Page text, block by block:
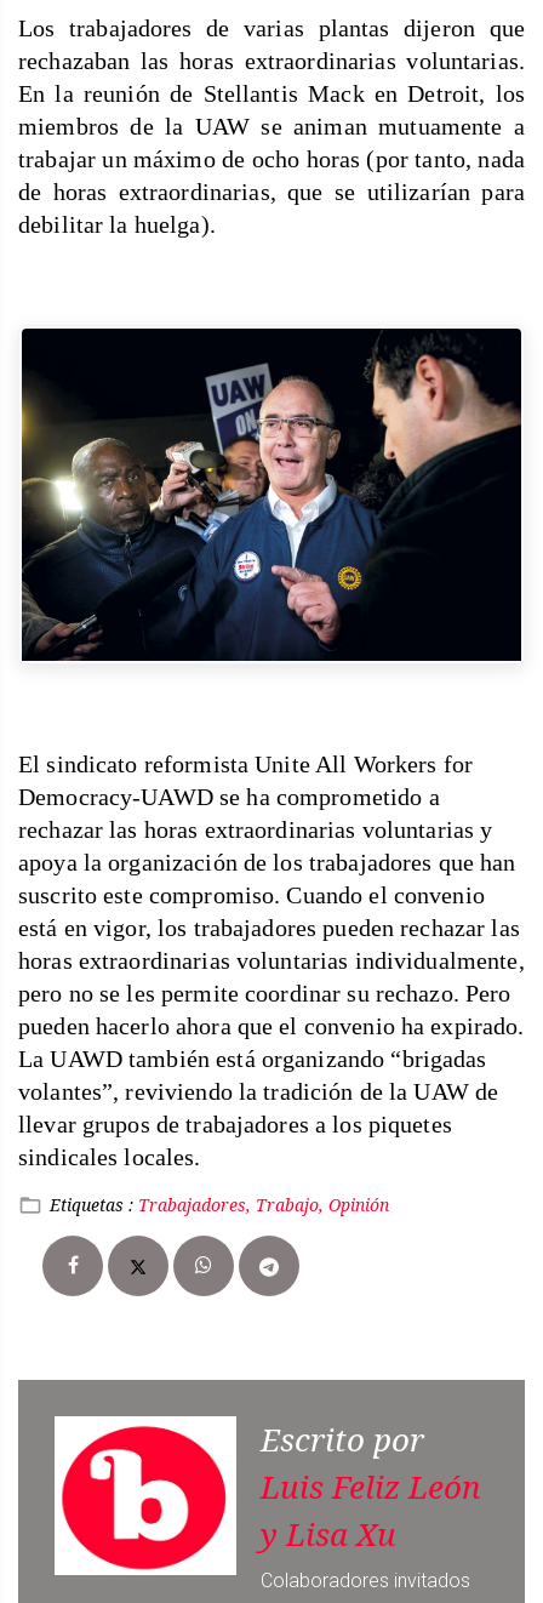
Los trabajadores de varias plantas dijeron que
rechazaban las horas extraordinarias voluntarias.
En la reunión de Stellantis Mack en Detroit, los
miembros de la UAW se animan mutuamente a
trabajar un máximo de ocho horas (por tanto, nada
de horas extraordinarias, que se utilizarían para
debilitar la huelga).
El sindicato reformista Unite All Workers for
Democracy-UAWD se ha comprometido a
rechazar las horas extraordinarias voluntarias y
apoya la organización de los trabajadores que han
suscrito este compromiso. Cuando el convenio
está en vigor, los trabajadores pueden rechazar las
horas extraordinarias voluntarias individualmente,
pero no se les permite coordinar su rechazo. Pero
pueden hacerlo ahora que el convenio ha expirado.
La UAWD también está organizando “brigadas
volantes”, reviviendo la tradición de la UAW de
llevar grupos de trabajadores a los piquetes
sindicales locales.
Etiquetas : Trabajadores, Trabajo, Opinión
Escrito por
Luis Feliz León
y Lisa Xu
Colaboradores invitados